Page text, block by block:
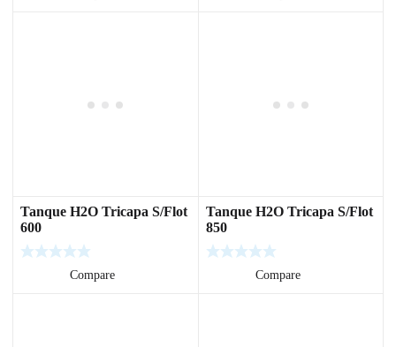
Tanque H2O Tricapa S/Flot
600
Compare
Tanque H2O Tricapa S/Flot
850
Compare